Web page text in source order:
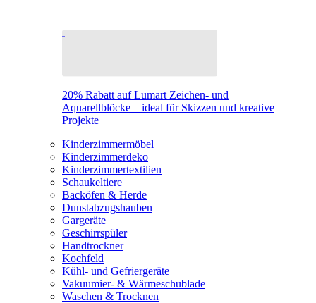
20% Rabatt auf Lumart Zeichen- und
Aquarellblöcke – ideal für Skizzen und kreative
Projekte
Kinderzimmermöbel
Kinderzimmerdeko
Kinderzimmertextilien
Schaukeltiere
Backöfen & Herde
Dunstabzugshauben
Gargeräte
Geschirrspüler
Handtrockner
Kochfeld
Kühl- und Gefriergeräte
Vakuumier- & Wärmeschublade
Waschen & Trocknen